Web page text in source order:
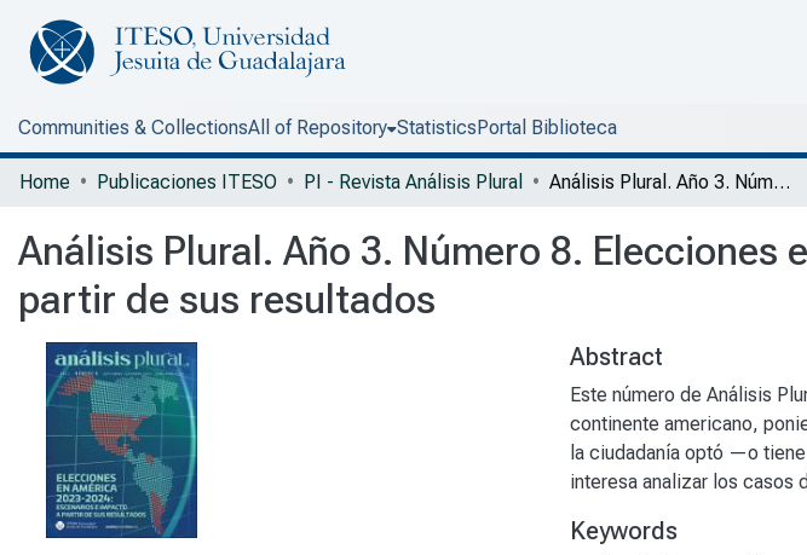
Communities & CollectionsAll of Repository StatisticsPortal Biblioteca
Home Publicaciones ITESO PI - Revista Análisis Plural Análisis Plural. Año 3. Número 8. Elecciones en América 2023-2024: Escenarios e impacto a partir de sus resultados
Análisis Plural. Año 3. Número 8.
partir de sus resultados
Abstract
Este número de Análisis
continente americano,
la ciudadanía optó —o
interesa analizar los casos
Keywords